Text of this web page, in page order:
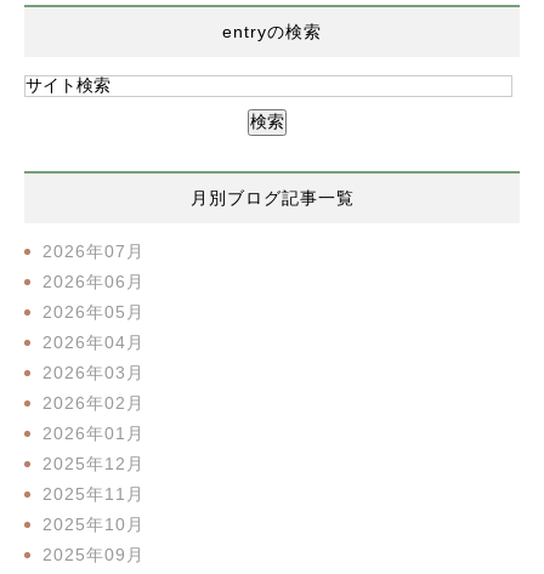
entryの検索
月別ブログ記事一覧
2026年07月
2026年06月
2026年05月
2026年04月
2026年03月
2026年02月
2026年01月
2025年12月
2025年11月
2025年10月
2025年09月